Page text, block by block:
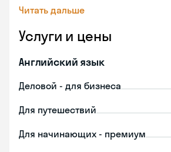
Читать дальше
Услуги и цены
Английский язык
Деловой - для бизнеса
Для путешествий
Для начинающих - премиум